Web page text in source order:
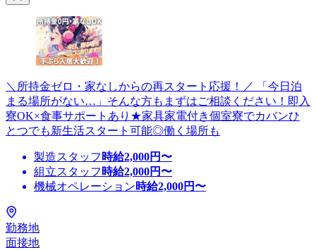
＼所持金ゼロ・家なしからの再スタート応援！／ 「今日泊
まる場所がない…」そんな方もまずはご相談ください！即入
寮OK×食事サポートあり★家具家電付き個室寮でカバンひ
とつでも新生活スタート可能◎働く場所も
製造スタッフ 時給2,000円〜
組立スタッフ 時給2,000円〜
機械オペレーション時給2,000円〜
勤務地
面接地